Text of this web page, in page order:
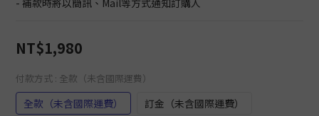
- 補款時將以簡訊、Mail等方式通知訂購人
NT$1,980
付款方式 : 全款（未含國際運費）
全款（未含國際運費） 訂金（未含國際運費）